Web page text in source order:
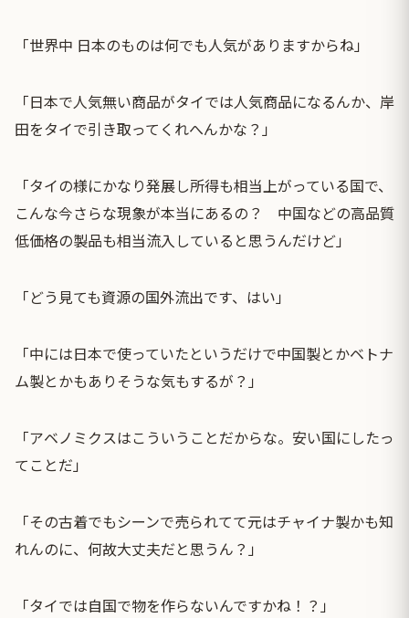
「世界中 日本のものは何でも人気がありますからね」
「日本で人気無い商品がタイでは人気商品になるんか、岸
田をタイで引き取ってくれへんかな？」
「タイの様にかなり発展し所得も相当上がっている国で、
こんな今さらな現象が本当にあるの？ 中国などの高品質
低価格の製品も相当流入していると思うんだけど」
「どう見ても資源の国外流出です、はい」
「中には日本で使っていたというだけで中国製とかベトナ
ム製とかもありそうな気もするが？」
「アベノミクスはこういうことだからな。安い国にしたっ
てことだ」
「その古着でもシーンで売られてて元はチャイナ製かも知
れんのに、何故大丈夫だと思うん？」
「タイでは自国で物を作らないんですかね！？」